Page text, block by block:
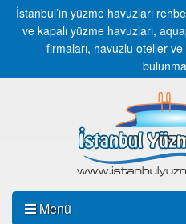
İstanbul’in yüzme havuzları
ve kapalı yüzme havuzları,
firmaları, havuzlu oteller
Menü